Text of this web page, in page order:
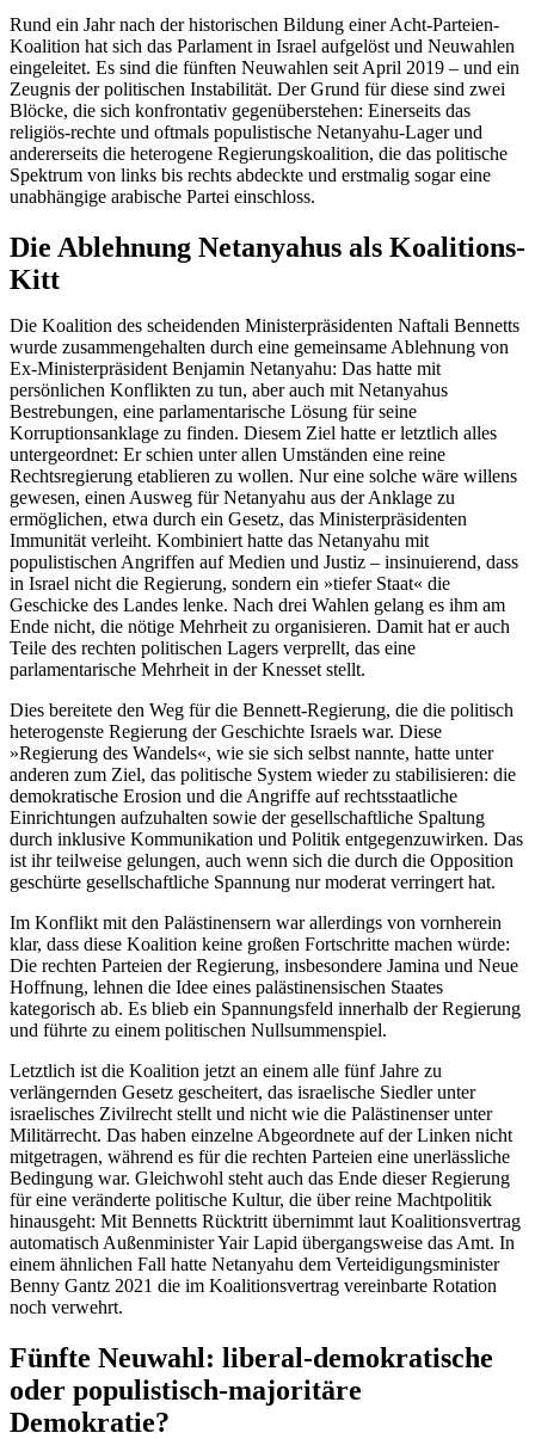
Rund ein Jahr nach der historischen Bildung einer Acht-Parteien-
Koalition hat sich das Parlament in Israel aufgelöst und Neuwahlen
eingeleitet. Es sind die fünften Neuwahlen seit April 2019 – und ein
Zeugnis der politischen Instabilität. Der Grund für diese sind zwei
Blöcke, die sich konfrontativ gegenüberstehen: Einerseits das
religiös-rechte und oftmals populistische Netanyahu-Lager und
andererseits die heterogene Regierungskoalition, die das politische
Spektrum von links bis rechts abdeckte und erstmalig sogar eine
unabhängige arabische Partei einschloss.
Die Ablehnung Netanyahus als Koalitions-
Kitt
Die Koalition des scheidenden Ministerpräsidenten Naftali Bennetts
wurde zusammengehalten durch eine gemeinsame Ablehnung von
Ex-Ministerpräsident Benjamin Netanyahu: Das hatte mit
persönlichen Konflikten zu tun, aber auch mit Netanyahus
Bestrebungen, eine parlamentarische Lösung für seine
Korruptionsanklage zu finden. Diesem Ziel hatte er letztlich alles
untergeordnet: Er schien unter allen Umständen eine reine
Rechtsregierung etablieren zu wollen. Nur eine solche wäre willens
gewesen, einen Ausweg für Netanyahu aus der Anklage zu
ermöglichen, etwa durch ein Gesetz, das Ministerpräsidenten
Immunität verleiht. Kombiniert hatte das Netanyahu mit
populistischen Angriffen auf Medien und Justiz – insinuierend, dass
in Israel nicht die Regierung, sondern ein »tiefer Staat« die
Geschicke des Landes lenke. Nach drei Wahlen gelang es ihm am
Ende nicht, die nötige Mehrheit zu organisieren. Damit hat er auch
Teile des rechten politischen Lagers verprellt, das eine
parlamentarische Mehrheit in der Knesset stellt.
Dies bereitete den Weg für die Bennett-Regierung, die die politisch
heterogenste Regierung der Geschichte Israels war. Diese
»Regierung des Wandels«, wie sie sich selbst nannte, hatte unter
anderen zum Ziel, das politische System wieder zu stabilisieren: die
demokratische Erosion und die Angriffe auf rechtsstaatliche
Einrichtungen aufzuhalten sowie der gesellschaftliche Spaltung
durch inklusive Kommunikation und Politik entgegenzuwirken. Das
ist ihr teilweise gelungen, auch wenn sich die durch die Opposition
geschürte gesellschaftliche Spannung nur moderat verringert hat.
Im Konflikt mit den Palästinensern war allerdings von vornherein
klar, dass diese Koalition keine großen Fortschritte machen würde:
Die rechten Parteien der Regierung, insbesondere Jamina und Neue
Hoffnung, lehnen die Idee eines palästinensischen Staates
kategorisch ab. Es blieb ein Spannungsfeld innerhalb der Regierung
und führte zu einem politischen Nullsummenspiel.
Letztlich ist die Koalition jetzt an einem alle fünf Jahre zu
verlängernden Gesetz gescheitert, das israelische Siedler unter
israelisches Zivilrecht stellt und nicht wie die Palästinenser unter
Militärrecht. Das haben einzelne Abgeordnete auf der Linken nicht
mitgetragen, während es für die rechten Parteien eine unerlässliche
Bedingung war. Gleichwohl steht auch das Ende dieser Regierung
für eine veränderte politische Kultur, die über reine Machtpolitik
hinausgeht: Mit Bennetts Rücktritt übernimmt laut Koalitionsvertrag
automatisch Außenminister Yair Lapid übergangsweise das Amt. In
einem ähnlichen Fall hatte Netanyahu dem Verteidigungsminister
Benny Gantz 2021 die im Koalitionsvertrag vereinbarte Rotation
noch verwehrt.
Fünfte Neuwahl: liberal-demokratische
oder populistisch-majoritäre
Demokratie?